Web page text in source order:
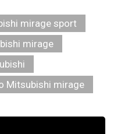
mirage sport
mirage
Mitsubishi mirage